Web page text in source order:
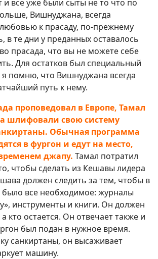
и все уже были сыты не то что по
Вишнуджана, всегда
к прасаду, по-прежнему
в те дни у преданных оставалось
прасада, что вы не можете себе
Для остатков был специальный
я помню, что Вишнуджана всегда
путь к нему.
проповедовал в Европе, Тамал
шлифовали свою систему
Обычная программа
в фургон и едут на место,
джапу. Тамал потратил
чтобы сделать из Кешавы лидера
должен следить за тем, чтобы в
было все необходимое: журналы
инструменты и книги. Он должен
а кто остается. Он отвечает также и
был подан в нужное время.
санкиртаны, он высаживает
машину.